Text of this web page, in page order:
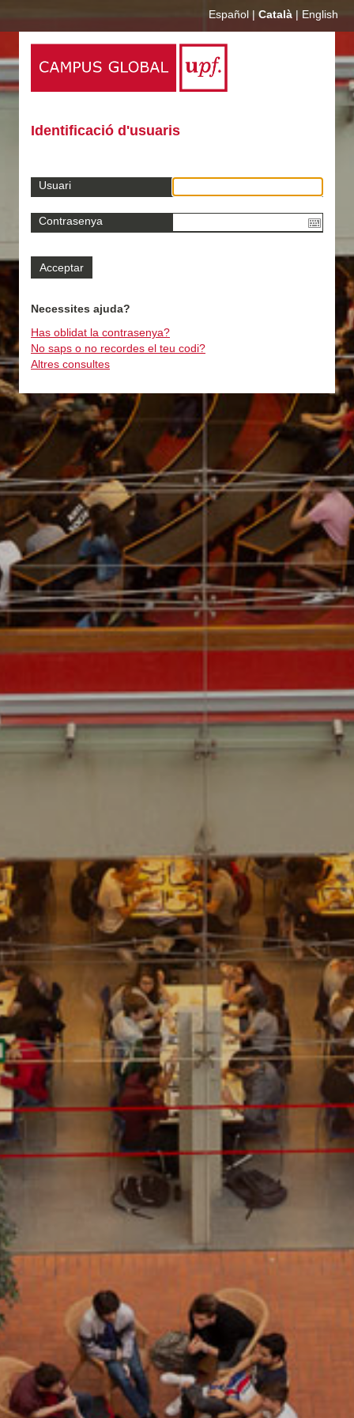
Español | Català | English
Identificació d'usuaris
Usuari
Contrasenya
Necessites ajuda?
Has oblidat la contrasenya?
No saps o no recordes el teu codi?
Altres consultes